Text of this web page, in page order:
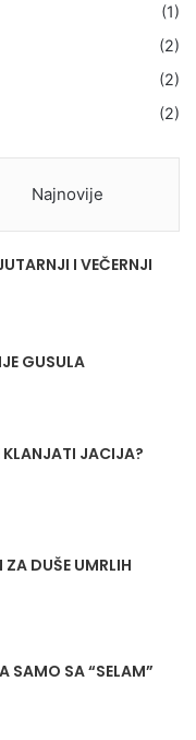
(1)
(2)
(2)
(2)
Najnovije
I VEČERNJI
GUSULA
KLANJATI JACIJA?
DUŠE UMRLIH
SAMO SA “SELAM”